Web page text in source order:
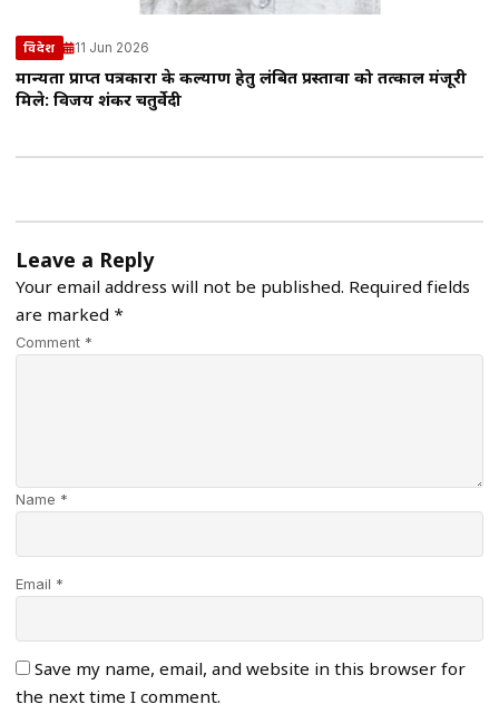
विदेश 11 Jun 2026
मान्यता प्राप्त पत्रकारों के कल्याण हेतु लंबित प्रस्तावों को तत्काल मंजूरी
मिले: विजय शंकर चतुर्वेदी
Leave a Reply
Your email address will not be published. Required fields
are marked *
Comment *
Name *
Email *
Save my name, email, and website in this browser for
the next time I comment.